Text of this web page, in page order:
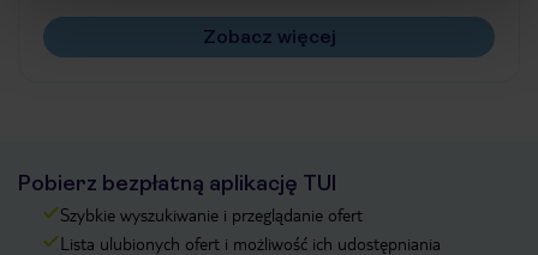
Zobacz więcej
Pobierz bezpłatną aplikację TUI
Szybkie wyszukiwanie i przeglądanie ofert
Lista ulubionych ofert i możliwość ich udostępniania